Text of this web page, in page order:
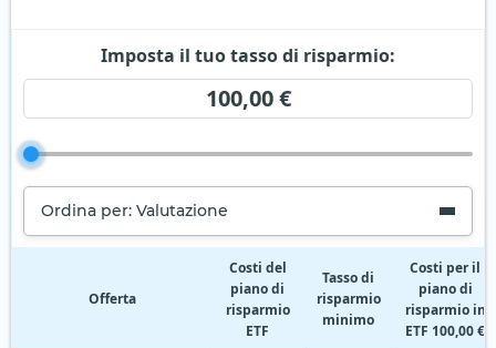
Imposta il tuo tasso di risparmio:
100,00 €
Ordina per: Valutazione
Offerta
Costi del
piano di
risparmio
ETF
Tasso di
risparmio
minimo
Costi per il
piano di
risparmio in
ETF 100,00 €